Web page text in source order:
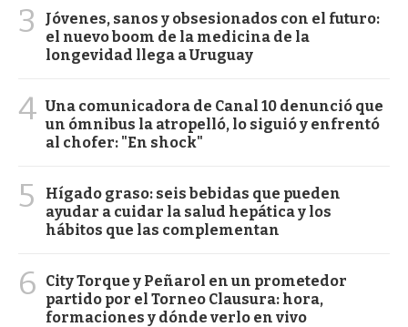
3
Jóvenes, sanos y obsesionados con el futuro:
el nuevo boom de la medicina de la
longevidad llega a Uruguay
4 Una comunicadora de Canal 10 denunció que
un ómnibus la atropelló, lo siguió y enfrentó
al chofer: "En shock"
5
Hígado graso: seis bebidas que pueden
ayudar a cuidar la salud hepática y los
hábitos que las complementan
6
City Torque y Peñarol en un prometedor
partido por el Torneo Clausura: hora,
formaciones y dónde verlo en vivo